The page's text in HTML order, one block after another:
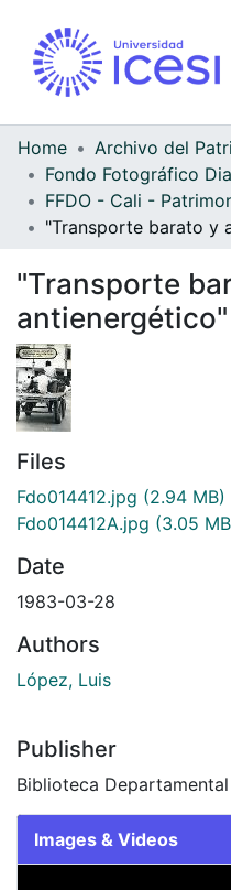
Home
FFDO - Cali -
"Transporte
antienergético"
Files
Fdo014412.jpg (2.94 MB)
Fdo014412A.jpg (3.05
Date
1983-03-28
Authors
López, Luis
Publisher
Biblioteca
Images & Videos